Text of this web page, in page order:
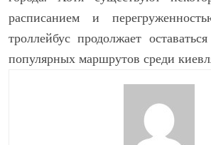
расписанием и
троллейбус продолжает
популярных маршрутов среди